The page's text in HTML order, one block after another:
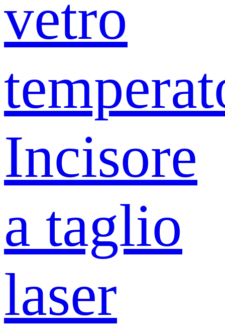
vetro
Incisore
a taglio
laser